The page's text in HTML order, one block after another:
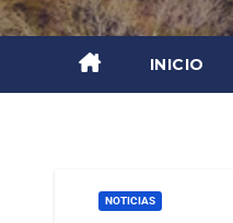
INICIO
NOTICIAS